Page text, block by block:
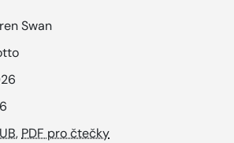
Swan
,PDF pro čtečky